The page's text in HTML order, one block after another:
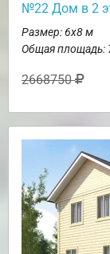
№22 Дом в 2
Размер: 6х8 м
Общая площадь:
2668750